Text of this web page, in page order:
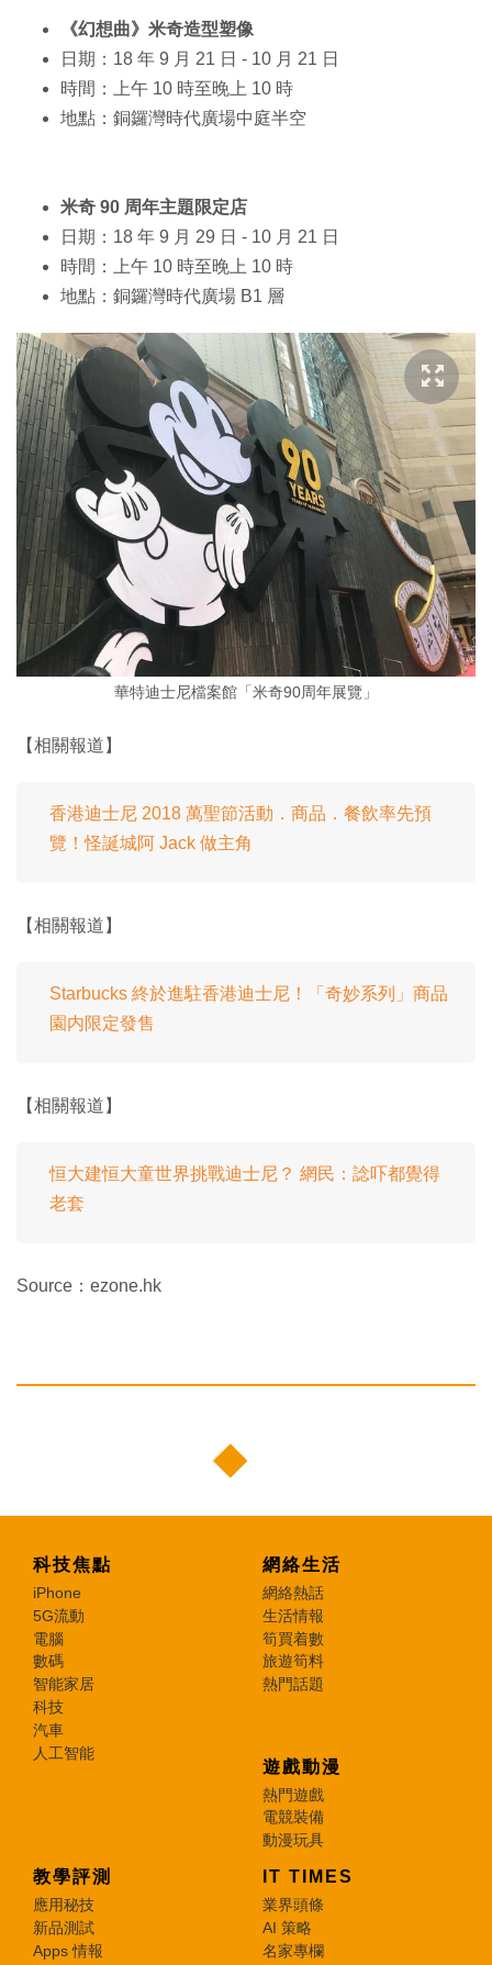
《幻想曲》米奇造型塑像
日期：18 年 9 月 21 日 - 10 月 21 日
時間：上午 10 時至晚上 10 時
地點：銅鑼灣時代廣場中庭半空
米奇 90 周年主題限定店
日期：18 年 9 月 29 日 - 10 月 21 日
時間：上午 10 時至晚上 10 時
地點：銅鑼灣時代廣場 B1 層
華特迪士尼檔案館「米奇90周年展覽」
【相關報道】
香港迪士尼 2018 萬聖節活動．商品．餐飲率先預
覽！怪誕城阿 Jack 做主角
【相關報道】
Starbucks 終於進駐香港迪士尼！「奇妙系列」商品
園内限定發售
【相關報道】
恒大建恒大童世界挑戰迪士尼？ 網民：諗吓都覺得
老套
Source：ezone.hk
科技焦點
iPhone
5G流動
電腦
數碼
智能家居
科技
汽車
人工智能
網絡生活
網絡熱話
生活情報
筍買着數
旅遊筍料
熱門話題
遊戲動漫
熱門遊戲
電競裝備
動漫玩具
教學評測
應用秘技
新品測試
Apps 情報
IT TIMES
業界頭條
AI 策略
名家專欄